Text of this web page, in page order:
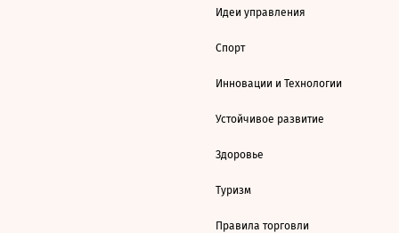
Идеи управления
Спорт
Инновации и Технологии
Устойчивое развитие
Здоровье
Туризм
Правила торговли